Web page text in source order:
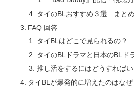
タイのBLおすすめ３選 まとめ
FAQ 回答
タイBLはどこで見られるの？
タイのBLドラマと日本のBLド
推し活をするにはどうすればい
タイBLが爆発的に増えたのはな